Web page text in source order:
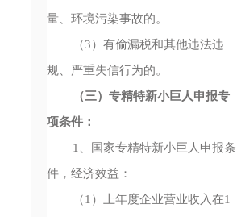
量、环境污染事故的。
（3）有偷漏税和其他违法违
规、严重失信行为的。
（三）专精特新小巨人申报专
项条件：
1、国家专精特新小巨人申报条
件，经济效益：
（1）上年度企业营业收入在1